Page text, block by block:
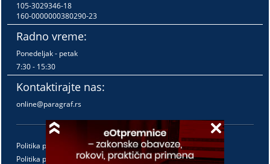
105-3029346-18
160-0000000380290-23
Radno vreme:
Ponedeljak - petak
7:30 - 15:30
Kontaktirajte nas:
online@paragraf.rs
Politika privatnosti
Politika pružanja usluga